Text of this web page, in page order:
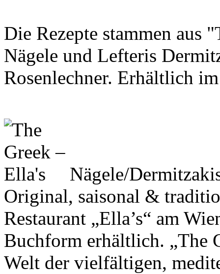
Die Rezepte stammen aus
Nägele und Lefteris
Rosenlechner. Erhältlich
Nägele/
Original, saisonal &
Restaurant „Ella’s“ am
Buchform erhältlich. „The
Welt der vielfältigen,